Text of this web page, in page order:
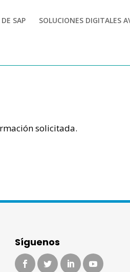
SAP SOLUCIONES DIGITALES
solicitada.
Síguenos